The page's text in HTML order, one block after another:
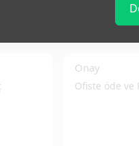
Onay
Ofiste öde ve